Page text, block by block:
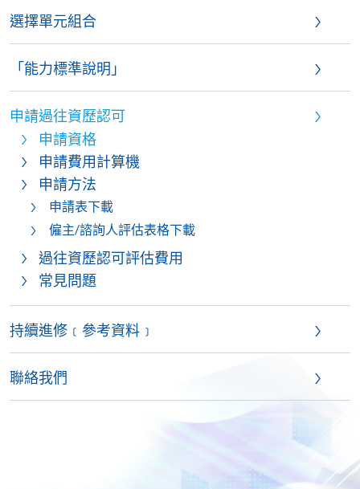
選擇單元組合
「能力標準說明」
申請過往資歷認可
申請資格
申請費用計算機
申請方法
申請表下載
僱主/諮詢人評估表格下載
過往資歷認可評估費用
常見問題
持續進修﹝參考資料﹞
聯絡我們